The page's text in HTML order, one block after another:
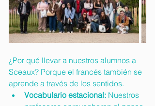
¿Por qué llevar a nuestros alumnos a
Sceaux? Porque el francés también se
aprende a través de los sentidos.
Vocabulario estacional: Nuestros